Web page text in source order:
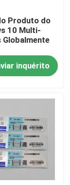
Produto do
10 Multi-
Globalmente
inquérito